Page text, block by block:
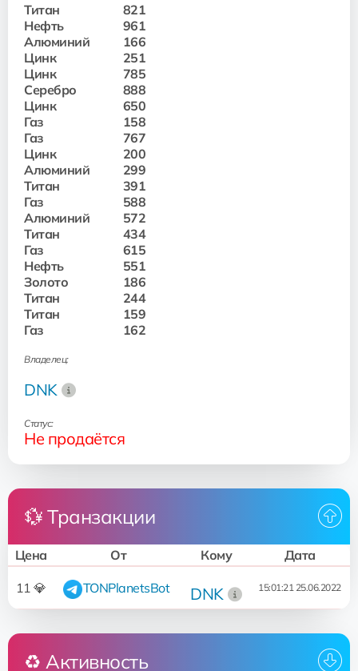
Титан
821
Нефть
961
Алюминий
166
Цинк
251
Цинк
785
Серебро
888
Цинк
650
Газ
158
Газ
767
Цинк
200
Алюминий
299
Титан
391
Газ
588
Алюминий
572
Титан
434
Газ
615
Нефть
551
Золото
186
Титан
244
Титан
159
Газ
162
Владелец:
DNK
Статус:
Не продаётся
💱 Транзакции
Цена От Кому Дата
11 💎 TONPlanetsBot DNK 15:01:21 25.06.2022
♻️ Активность